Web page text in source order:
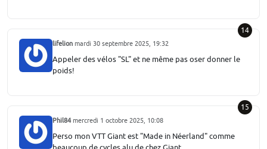
14
lifelion mardi 30 septembre 2025, 19:32
Appeler des vélos "SL" et ne même pas oser donner le
poids!
15
Phil84mercredi 1 octobre 2025, 10:08
Perso mon VTT Giant est "Made in Néerland" comme